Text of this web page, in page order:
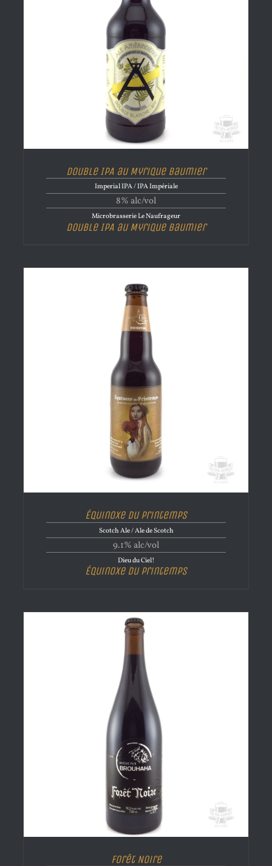
Double IPA au Myrique Baumier
Imperial IPA / IPA Impériale
8% alc/vol
Microbrasserie Le Naufrageur
Double IPA au Myrique Baumier
Équinoxe du Printemps
Scotch Ale / Ale de Scotch
9.1% alc/vol
Dieu du Ciel!
Équinoxe du Printemps
Forêt Noire